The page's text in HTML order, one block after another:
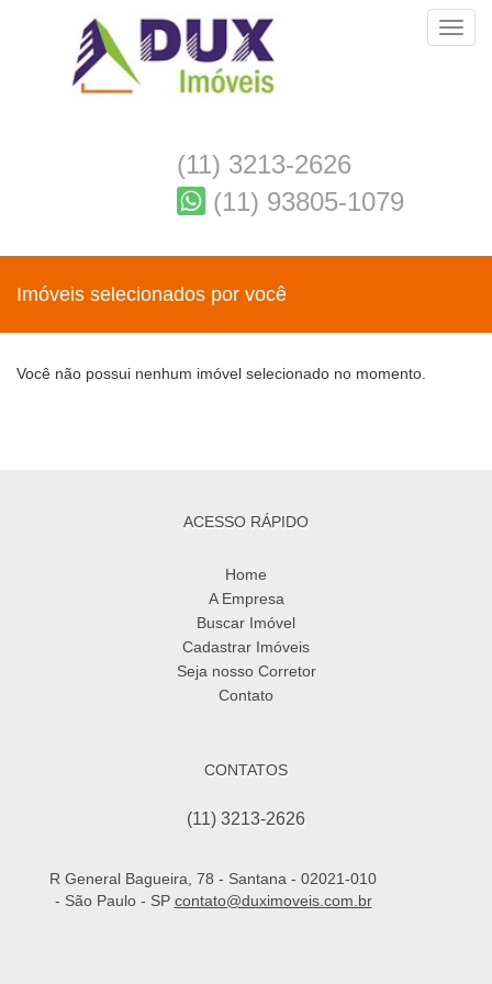
(11) 3213-2626
(11) 93805-1079
Imóveis selecionados por você
Você não possui nenhum imóvel selecionado no momento.
ACESSO RÁPIDO
Home
A Empresa
Buscar Imóvel
Cadastrar Imóveis
Seja nosso Corretor
Contato
CONTATOS
(11) 3213-2626
R General Bagueira, 78 - Santana - 02021-010
- São Paulo - SP contato@duximoveis.com.br